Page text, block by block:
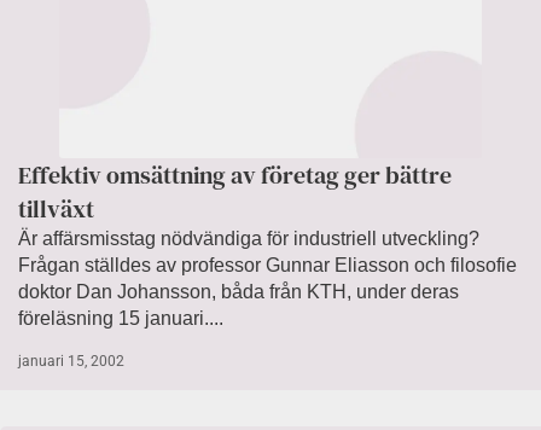
Effektiv omsättning av företag ger bättre
tillväxt
Är affärsmisstag nödvändiga för industriell utveckling?
Frågan ställdes av professor Gunnar Eliasson och filosofie
doktor Dan Johansson, båda från KTH, under deras
föreläsning 15 januari....
januari 15, 2002